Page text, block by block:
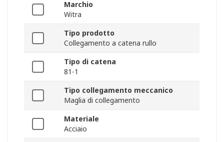
Marchio
Witra
Tipo prodotto
Collegamento a catena rullo
Tipo di catena
81-1
Tipo collegamento meccanico
Maglia di collegamento
Materiale
Acciaio